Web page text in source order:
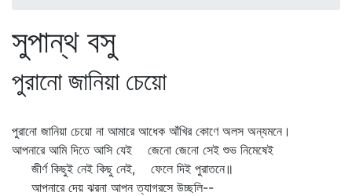
সুপান্থ বসু
পুরানো জানিয়া চেয়ো
পুরানো জানিয়া চেয়ো না আমারে আধেক আঁখির কোণে অলস অন্যমনে।
আপনারে আমি দিতে আসি যেই জেনো জেনো সেই শুভ নিমেষেই
জীর্ণ কিছুই নেই কিছু নেই, ফেলে দিই পুরাতনে॥
আপনারে দেয় ঝরনা আপন ত্যাগরসে উচ্ছলি--